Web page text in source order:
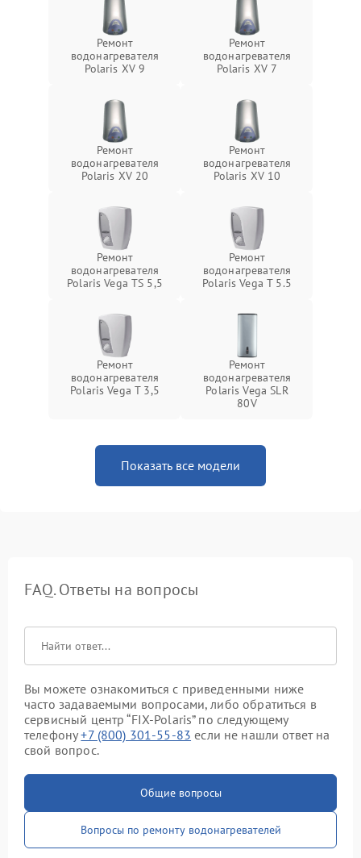
Ремонт
водонагревателя
Polaris XV 9
Ремонт
водонагревателя
Polaris XV 7
Ремонт
водонагревателя
Polaris XV 20
Ремонт
водонагревателя
Polaris XV 10
Ремонт
водонагревателя
Polaris Vega TS 5,5
Ремонт
водонагревателя
Polaris Vega T 5.5
Ремонт
водонагревателя
Polaris Vega T 3,5
Ремонт
водонагревателя
Polaris Vega SLR
80V
Показать все модели
FAQ. Ответы на вопросы
Вы можете ознакомиться с приведенными ниже
часто задаваемыми вопросами, либо обратиться в
сервисный центр “FIX-Polaris” по следующему
телефону+7 (800) 301-55-83 если не нашли ответ на
свой вопрос.
Общие вопросы
Вопросы по ремонту водонагревателей